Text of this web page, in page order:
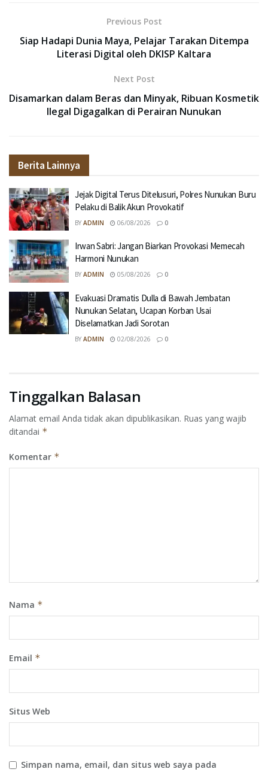
Previous Post
Siap Hadapi Dunia Maya, Pelajar Tarakan Ditempa
Literasi Digital oleh DKISP Kaltara
Next Post
Disamarkan dalam Beras dan Minyak, Ribuan Kosmetik
Ilegal Digagalkan di Perairan Nunukan
Berita Lainnya
Jejak Digital Terus Ditelusuri, Polres Nunukan Buru
Pelaku di Balik Akun Provokatif
BY ADMIN 06/08/2026 0
Irwan Sabri: Jangan Biarkan Provokasi Memecah
Harmoni Nunukan
BY ADMIN 05/08/2026 0
Evakuasi Dramatis Dulla di Bawah Jembatan
Nunukan Selatan, Ucapan Korban Usai
Diselamatkan Jadi Sorotan
BY ADMIN 02/08/2026 0
Tinggalkan Balasan
Alamat email Anda tidak akan dipublikasikan. Ruas yang wajib
ditandai *
Komentar *
Nama *
Email *
Situs Web
Simpan nama, email, dan situs web saya pada